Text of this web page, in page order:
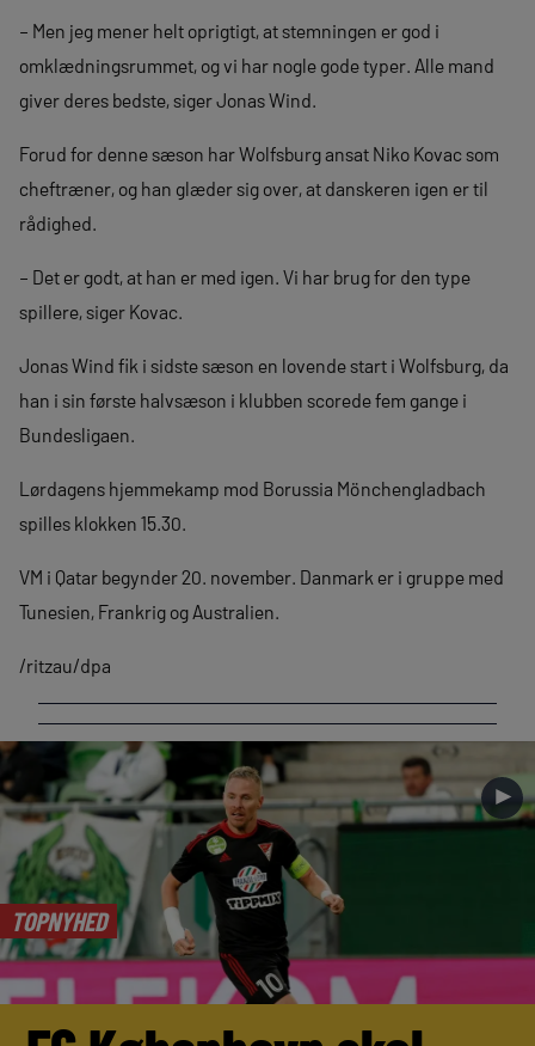
– Men jeg mener helt oprigtigt, at stemningen er god i
omklædningsrummet, og vi har nogle gode typer. Alle mand
giver deres bedste, siger Jonas Wind.
Forud for denne sæson har Wolfsburg ansat Niko Kovac som
cheftræner, og han glæder sig over, at danskeren igen er til
rådighed.
– Det er godt, at han er med igen. Vi har brug for den type
spillere, siger Kovac.
Jonas Wind fik i sidste sæson en lovende start i Wolfsburg, da
han i sin første halvsæson i klubben scorede fem gange i
Bundesligaen.
Lørdagens hjemmekamp mod Borussia Mönchengladbach
spilles klokken 15.30.
VM i Qatar begynder 20. november. Danmark er i gruppe med
Tunesien, Frankrig og Australien.
/ritzau/dpa
TOPNYHED
►